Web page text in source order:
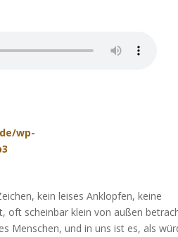
wp-
kein leises Anklopfen, keine
oft scheinbar klein von außen
Menschen, und in uns ist es, als